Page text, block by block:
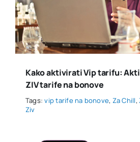
Kako aktivirati Vip tarifu:
ZIV tarife na bonove
Tags:vip tarife na bonove, Za Chill,
Ziv